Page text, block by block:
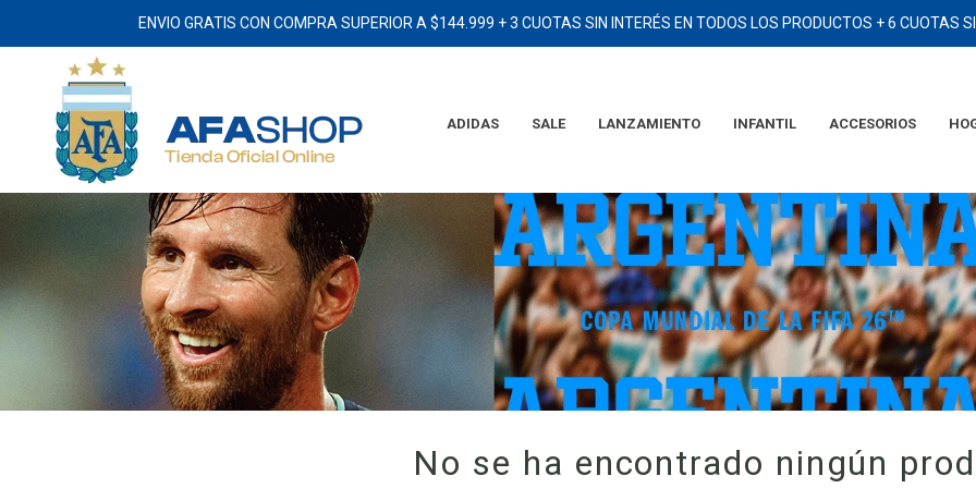
ENVIO GRATIS CON COMPRA SUPERIOR A $144.999 + 3 CUOTAS SIN INTERÉS EN TODOS LOS PRODUCTOS + 6
ADIDAS SALE LANZAMIENTO INFANTIL ACCESORIOS
No se ha encontrado ningún
1.
2006
2.
campera
3.
camiseta
4.
argentina
5.
eqt
6.
adidas
8.
remera